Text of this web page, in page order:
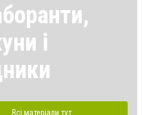
і
Всі матеріали тут